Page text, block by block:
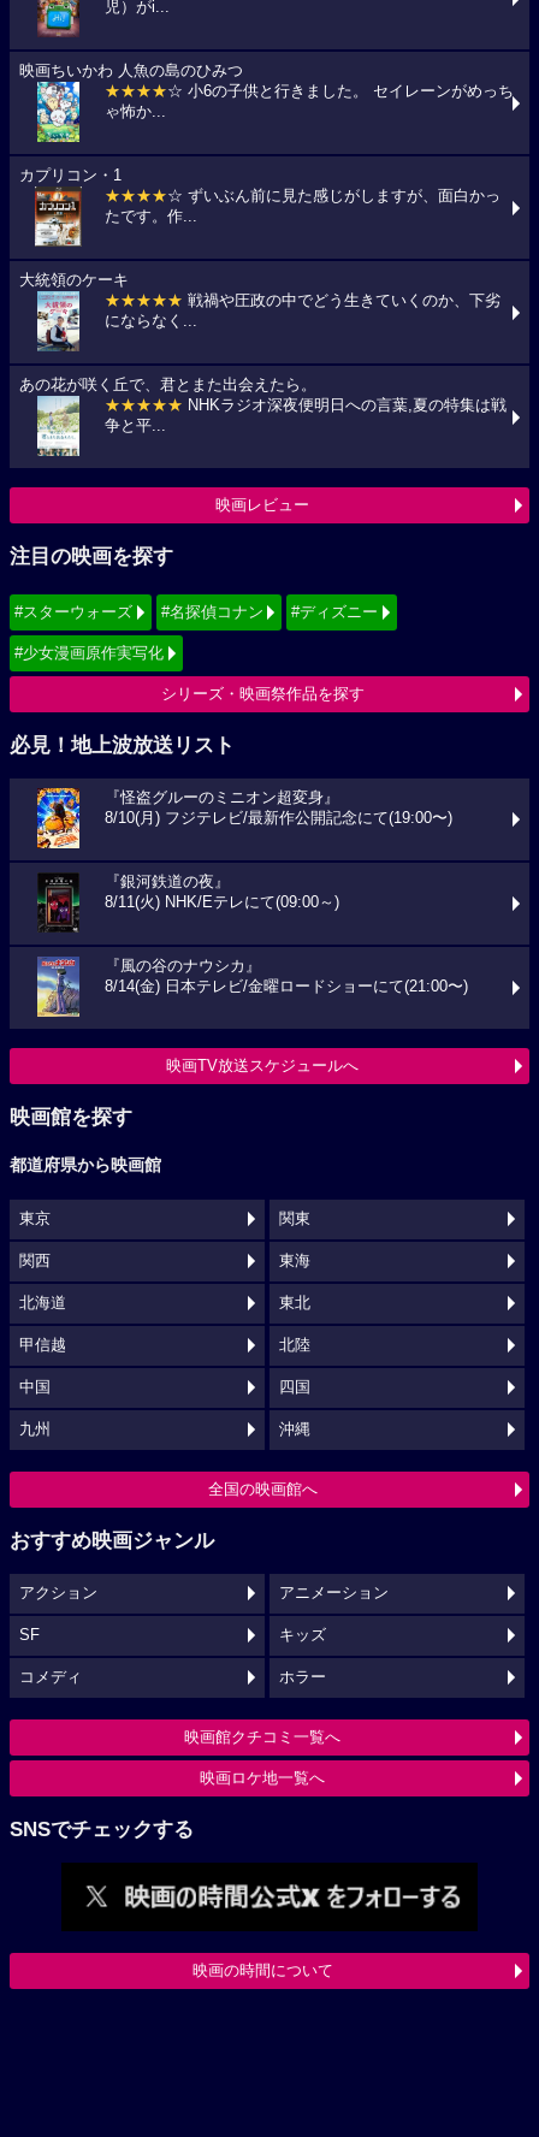
児）がi...
映画ちいかわ 人魚の島のひみつ
★★★★☆ 小6の子供と行きました。 セイレーンがめっち
ゃ怖か...
カプリコン・1
★★★★☆ ずいぶん前に見た感じがしますが、面白かっ
たです。作...
大統領のケーキ
★★★★★ 戦禍や圧政の中でどう生きていくのか、下劣
にならなく...
あの花が咲く丘で、君とまた出会えたら。
★★★★★ NHKラジオ深夜便明日への言葉,夏の特集は戦
争と平...
映画レビュー
注目の映画を探す
#スターウォーズ #名探偵コナン #ディズニー
#少女漫画原作実写化
シリーズ・映画祭作品を探す
必見！地上波放送リスト
『怪盗グルーのミニオン超変身』
8/10(月) フジテレビ/最新作公開記念にて(19:00〜)
『銀河鉄道の夜』
8/11(火) NHK/Eテレにて(09:00～)
『風の谷のナウシカ』
8/14(金) 日本テレビ/金曜ロードショーにて(21:00〜)
映画TV放送スケジュールへ
映画館を探す
都道府県から映画館
東京 関東
関西 東海
北海道 東北
甲信越 北陸
中国 四国
九州 沖縄
全国の映画館へ
おすすめ映画ジャンル
アクション アニメーション
SF キッズ
コメディ ホラー
映画館クチコミ一覧へ
映画ロケ地一覧へ
SNSでチェックする
映画の時間について